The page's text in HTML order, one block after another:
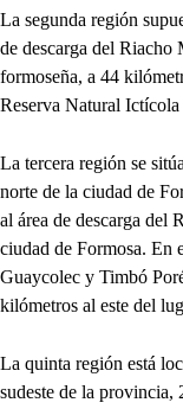
La segunda región
de descarga del Riacho
formoseña, a 44
Reserva Natural
La tercera región se
norte de la ciudad de
al área de descarga del
ciudad de Formosa. En
Guaycolec y Timbó
kilómetros al este del
La quinta región está
sudeste de la provincia,